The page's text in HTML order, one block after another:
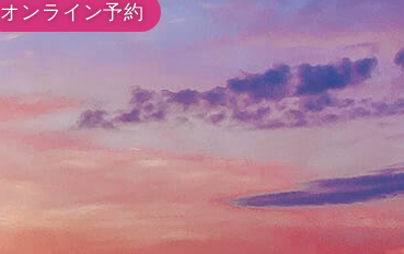
オンライン予約